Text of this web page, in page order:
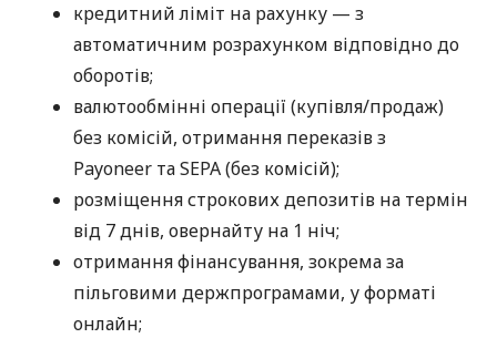
кредитний ліміт на рахунку — з
автоматичним розрахунком відповідно до
оборотів;
валютообмінні операції (купівля/продаж)
без комісій, отримання переказів з
Payoneer та SEPA (без комісій);
розміщення строкових депозитів на термін
від 7 днів, овернайту на 1 ніч;
отримання фінансування, зокрема за
пільговими держпрограмами, у форматі
онлайн;